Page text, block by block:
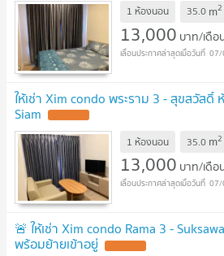
1 ห้องนอน 35.0 m2
13,000 บาท/เดือ
ให้เช่า Xim condo พระราม 3 - สุขสวัสดิ์
Siam
1 ห้องนอน 35.0 m2
13,000 บาท/เดือ
🚨 ให้เช่า Xim condo Rama 3 -
พร้อมย้ายเข้าอยู่